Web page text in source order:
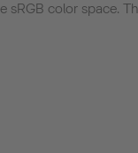
color space.